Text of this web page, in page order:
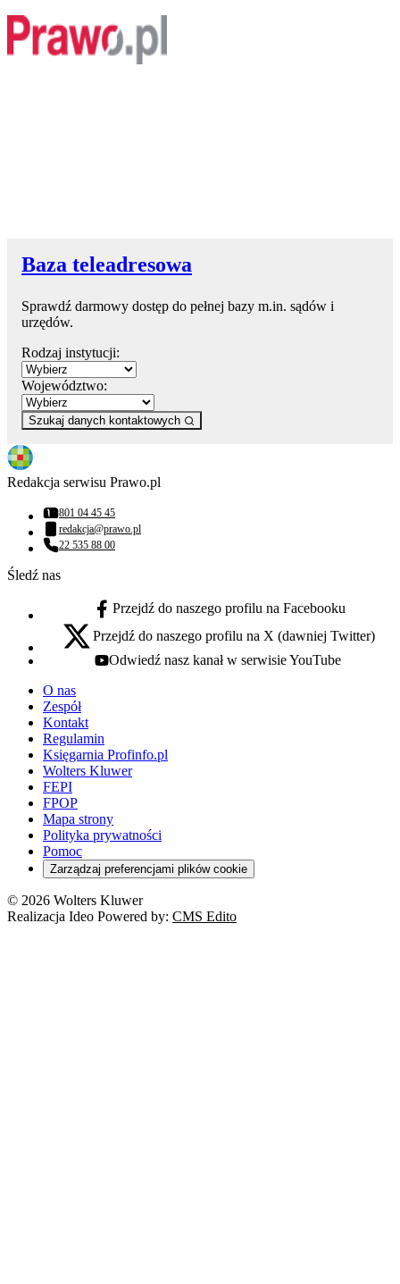
Baza teleadresowa
Sprawdź darmowy dostęp do pełnej bazy m.in. sądów i
urzędów.
Rodzaj instytucji:
Województwo:
Szukaj danych kontaktowych
Redakcja serwisu Prawo.pl
Numer telefonu:
801 04 45 45
Adres email:
redakcja@prawo.pl
Numer telefonu:
22 535 88 00
Śledź nas
facebook - otwiera się w nowej karcie
Przejdź do naszego profilu na Facebooku
x - otwiera się w nowej karcie
Przejdź do naszego profilu na X (dawniej Twitter)
youtube - otwiera się w nowej karcie
Odwiedź nasz kanał w serwisie YouTube
O nas
Zespół
Kontakt
Regulamin
Księgarnia Profinfo.pl
Wolters Kluwer
FEPI
FPOP
Mapa strony
Polityka prywatności
Pomoc
Zarządzaj preferencjami plików cookie
© 2026 Wolters Kluwer
Realizacja Ideo Powered by: CMS Edito